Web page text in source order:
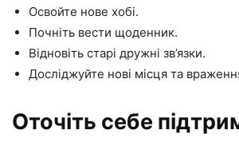
Освойте нове хобі.
Почніть вести щоденник.
Відновіть старі дружні зв’язки.
Досліджуйте нові місця та
Оточіть себе